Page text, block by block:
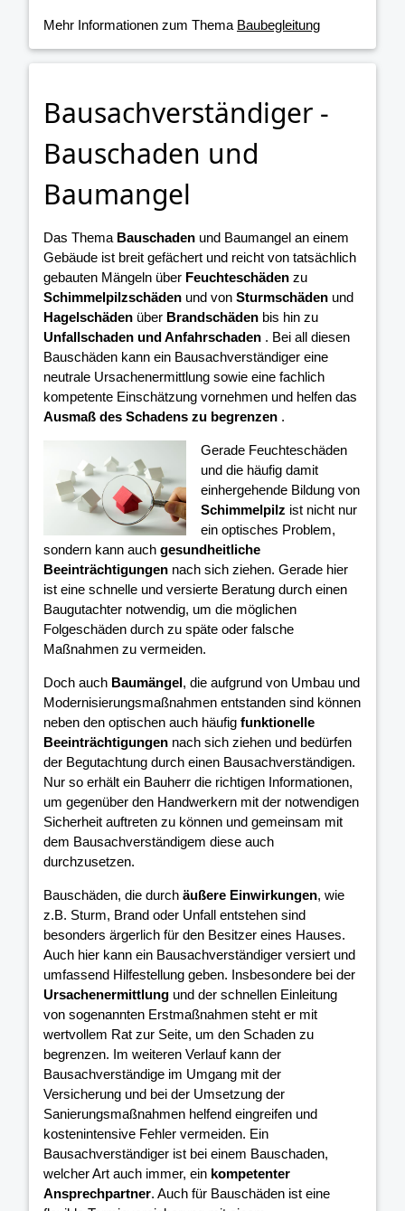
Mehr Informationen zum Thema Baubegleitung
Bausachverständiger -
Bauschaden und
Baumangel
Das Thema Bauschaden und Baumangel an einem
Gebäude ist breit gefächert und reicht von tatsächlich
gebauten Mängeln über Feuchteschäden zu
Schimmelpilzschäden und von Sturmschäden und
Hagelschäden über Brandschäden bis hin zu
Unfallschaden und Anfahrschaden . Bei all diesen
Bauschäden kann ein Bausachverständiger eine
neutrale Ursachenermittlung sowie eine fachlich
kompetente Einschätzung vornehmen und helfen das
Ausmaß des Schadens zu begrenzen .
Gerade Feuchteschäden
und die häufig damit
einhergehende Bildung von
Schimmelpilz ist nicht nur
ein optisches Problem,
sondern kann auch gesundheitliche
Beeinträchtigungen nach sich ziehen. Gerade hier
ist eine schnelle und versierte Beratung durch einen
Baugutachter notwendig, um die möglichen
Folgeschäden durch zu späte oder falsche
Maßnahmen zu vermeiden.
Doch auch Baumängel, die aufgrund von Umbau und
Modernisierungsmaßnahmen entstanden sind können
neben den optischen auch häufig funktionelle
Beeinträchtigungen nach sich ziehen und bedürfen
der Begutachtung durch einen Bausachverständigen.
Nur so erhält ein Bauherr die richtigen Informationen,
um gegenüber den Handwerkern mit der notwendigen
Sicherheit auftreten zu können und gemeinsam mit
dem Bausachverständigem diese auch
durchzusetzen.
Bauschäden, die durch äußere Einwirkungen, wie
z.B. Sturm, Brand oder Unfall entstehen sind
besonders ärgerlich für den Besitzer eines Hauses.
Auch hier kann ein Bausachverständiger versiert und
umfassend Hilfestellung geben. Insbesondere bei der
Ursachenermittlung und der schnellen Einleitung
von sogenannten Erstmaßnahmen steht er mit
wertvollem Rat zur Seite, um den Schaden zu
begrenzen. Im weiteren Verlauf kann der
Bausachverständige im Umgang mit der
Versicherung und bei der Umsetzung der
Sanierungsmaßnahmen helfend eingreifen und
kostenintensive Fehler vermeiden. Ein
Bausachverständiger ist bei einem Bauschaden,
welcher Art auch immer, ein kompetenter
Ansprechpartner. Auch für Bauschäden ist eine